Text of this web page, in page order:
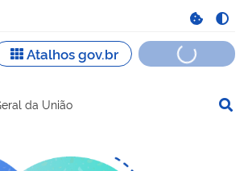
de navegação
da União